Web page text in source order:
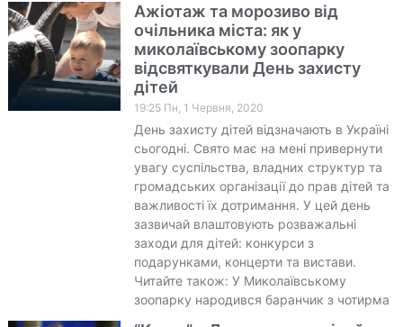
Ажіотаж та морозиво від
очільника міста: як у
миколаївському зоопарку
відсвяткували День захисту
дітей
19:25 Пн, 1 Червня, 2020
День захисту дітей відзначають в Україні
сьогодні. Свято має на мені привернути
увагу суспільства, владних структур та
громадських організації до прав дітей та
важливості їх дотримання. У цей день
зазвичай влаштовують розважальні
заходи для дітей: конкурси з
подарунками, концерти та вистави.
Читайте також: У Миколаївському
зоопарку народився баранчик з чотирма